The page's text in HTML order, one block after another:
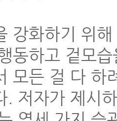
강화하기 위
동하고 겉모
모든 걸 다 하
. 저자가 제시